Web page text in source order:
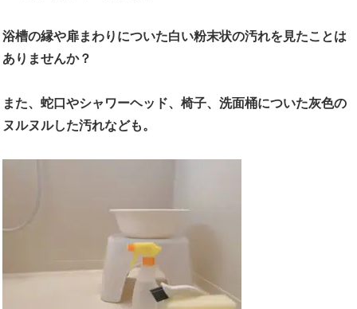
浴槽の縁や扉まわりについた白い粉末状の汚れを見たことは
ありませんか？
また、蛇口やシャワーヘッド、椅子、洗面桶についた灰色の
ヌルヌルした汚れなども。